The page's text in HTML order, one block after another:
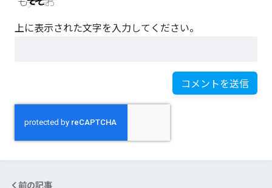
上に表示された文字を入力してください。
前の記事